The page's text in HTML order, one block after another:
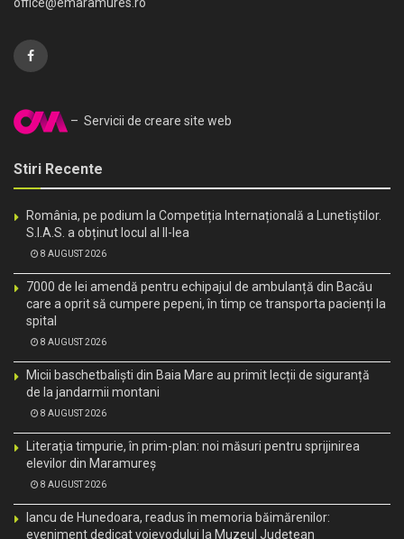
office@emaramures.ro
– Servicii de creare site web
Stiri Recente
România, pe podium la Competiția Internațională a Lunetiștilor.
S.I.A.S. a obținut locul al II-lea
8 AUGUST 2026
7000 de lei amendă pentru echipajul de ambulanță din Bacău
care a oprit să cumpere pepeni, în timp ce transporta pacienți la
spital
8 AUGUST 2026
Micii baschetbaliști din Baia Mare au primit lecții de siguranță
de la jandarmii montani
8 AUGUST 2026
Literația timpurie, în prim-plan: noi măsuri pentru sprijinirea
elevilor din Maramureș
8 AUGUST 2026
Iancu de Hunedoara, readus în memoria băimărenilor:
eveniment dedicat voievodului la Muzeul Județean